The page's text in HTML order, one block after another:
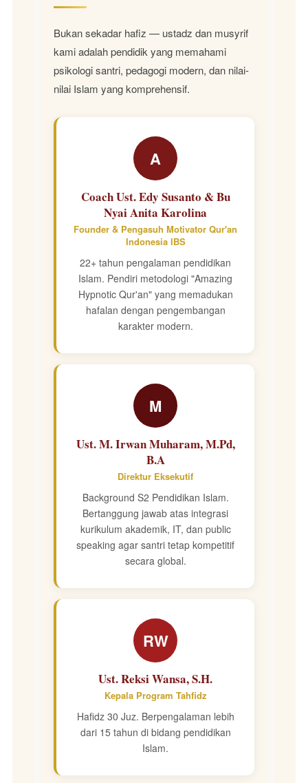
Bukan sekadar hafiz — ustadz dan musyrif
kami adalah pendidik yang memahami
psikologi santri, pedagogi modern, dan nilai-
nilai Islam yang komprehensif.
A
Coach Ust. Edy Susanto & Bu
Nyai Anita Karolina
Founder & Pengasuh Motivator Qur'an
Indonesia IBS
22+ tahun pengalaman pendidikan
Islam. Pendiri metodologi "Amazing
Hypnotic Qur'an" yang memadukan
hafalan dengan pengembangan
karakter modern.
M
Ust. M. Irwan Muharam, M.Pd,
B.A
Direktur Eksekutif
Background S2 Pendidikan Islam.
Bertanggung jawab atas integrasi
kurikulum akademik, IT, dan public
speaking agar santri tetap kompetitif
secara global.
RW
Ust. Reksi Wansa, S.H.
Kepala Program Tahfidz
Hafidz 30 Juz. Berpengalaman lebih
dari 15 tahun di bidang pendidikan
Islam.